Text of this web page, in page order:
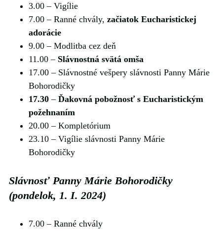
3.00 ‒ Vigílie
7.00 ‒ Ranné chvály, začiatok Eucharistickej
adorácie
9.00 ‒ Modlitba cez deň
11.00 ‒ Slávnostná svätá omša
17.00 ‒ Slávnostné vešpery slávnosti Panny Márie
Bohorodičky
17.30 ‒ Ďakovná pobožnosť s Eucharistickým
požehnaním
20.00 ‒ Kompletórium
23.10 ‒ Vigílie slávnosti Panny Márie
Bohorodičky
Slávnosť Panny Márie Bohorodičky
(pondelok, 1. I. 2024)
7.00 ‒ Ranné chvály